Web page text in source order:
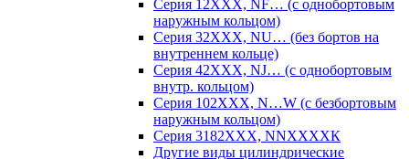
Серия 12ХХХ, NF… (с однобортовым
наружным кольцом)
Серия 32ХХХ, NU… (без бортов на
внутреннем кольце)
Серия 42ХХХ, NJ… (с однобортовым
внутр. кольцом)
Серия 102ХХХ, N…W (с безбортовым
наружным кольцом)
Серия 3182ХХХ, NNХХХХК
Другие виды цилиндрические